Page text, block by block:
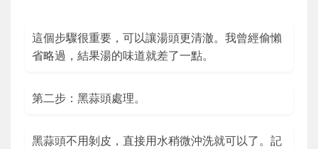
這個步驟很重要，可以讓湯頭更清澈。我曾經偷懶
省略過，結果湯的味道就差了一點。
第二步：黑蒜頭處理。
黑蒜頭不用剝皮，直接用水稍微沖洗就可以了。記